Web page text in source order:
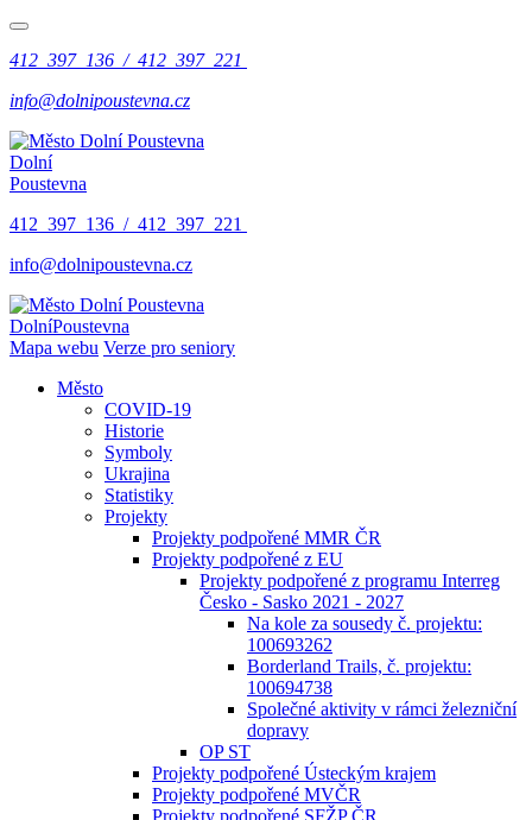
412 397 136 / 412 397 221
info@dolnipoustevna.cz
Dolní
Poustevna
412 397 136 / 412 397 221
info@dolnipoustevna.cz
DolníPoustevna
Mapa webu Verze pro seniory
Město
COVID-19
Historie
Symboly
Ukrajina
Statistiky
Projekty
Projekty podpořené MMR ČR
Projekty podpořené z EU
Projekty podpořené z programu Interreg
Česko - Sasko 2021 - 2027
Na kole za sousedy č. projektu:
100693262
Borderland Trails, č. projektu:
100694738
Společné aktivity v rámci železniční
dopravy
OP ST
Projekty podpořené Ústeckým krajem
Projekty podpořené MVČR
Projekty podpořené SFŽP ČR